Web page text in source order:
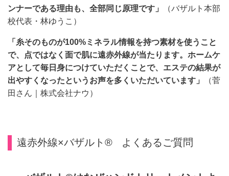
ンナーである理由も、全部同じ原理です」
（バザルト本部
校代表・林ゆうこ）
「糸そのものが100%ミネラル情報を持つ素材を使うこと
で、点ではなく面で肌に遠赤外線が当たります。ホームケ
アとして毎日身につけていただくことで、エステの結果が
出やすくなったというお声を多くいただいています」
（菅
田さん｜株式会社ナウ）
遠赤外線×バザルト® よくあるご質問